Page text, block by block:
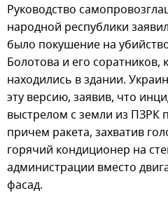
Руководство
народной республики
было покушение на
Болотова и его
находились в здании.
эту версию, заявив, что
выстрелом с земли из ПЗРК
причем ракета, захватив
горячий кондиционер на
администрации вместо
фасад.